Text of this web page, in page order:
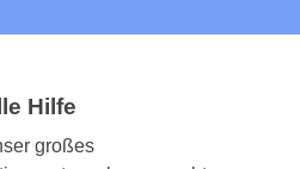
Hilfe
großes